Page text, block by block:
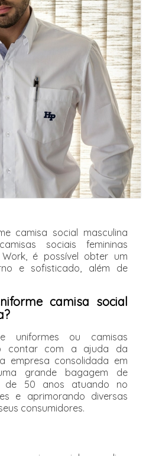
camisa social masculina
sociais femininas
é possível obter um
e sofisticado, além de
camisa social
uniformes ou camisas
contar com a ajuda da
empresa consolidada em
grande bagagem de
de 50 anos atuando no
e aprimorando diversas
consumidores.